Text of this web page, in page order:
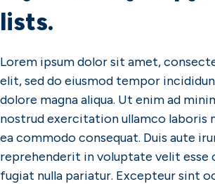
lists.
Lorem ipsum dolor sit amet,
elit, sed do eiusmod tempor
dolore magna aliqua. Ut enim ad
nostrud exercitation ullamco laboris
ea commodo consequat. Duis aute
reprehenderit in voluptate velit esse
fugiat nulla pariatur. Excepteur sint